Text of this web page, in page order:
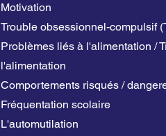
Motivation
Trouble obsessionnel-compulsif
Problèmes liés à l'alimentation /
l'alimentation
Comportements risqués /
Fréquentation scolaire
L'automutilation